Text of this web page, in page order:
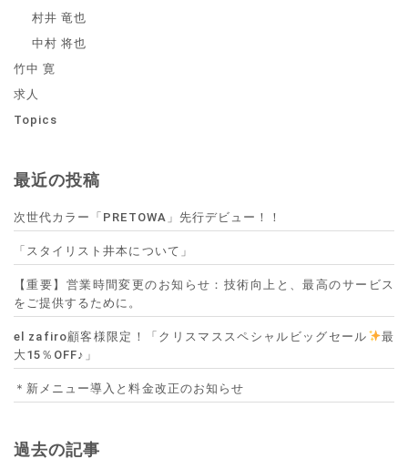
村井 竜也
中村 将也
竹中 寛
求人
Topics
最近の投稿
次世代カラー「PRETOWA」先行デビュー！！
「スタイリスト井本について」
【重要】営業時間変更のお知らせ：技術向上と、最高のサービス
をご提供するために。
el zafiro顧客様限定！「クリスマススペシャルビッグセール
最
大15％OFF♪」
＊新メニュー導入と料金改正のお知らせ
過去の記事